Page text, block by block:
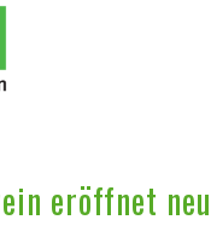
eröffnet